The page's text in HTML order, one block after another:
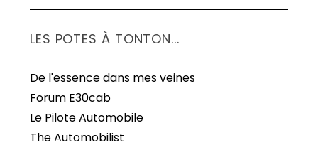
LES POTES À TONTON...
De l'essence dans mes veines
Forum E30cab
Le Pilote Automobile
The Automobilist